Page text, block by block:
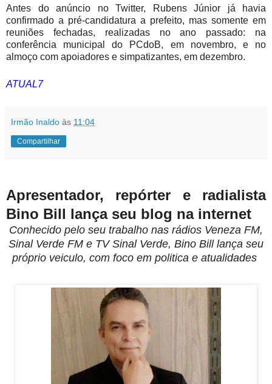
Antes do anúncio no Twitter, Rubens Júnior já havia
confirmado a pré-candidatura a prefeito, mas somente em
reuniões fechadas, realizadas no ano passado: na
conferência municipal do PCdoB, em novembro, e no
almoço com apoiadores e simpatizantes, em dezembro.
ATUAL7
Irmão Inaldo às 11:04
Compartilhar
Apresentador, repórter e radialista
Bino Bill lança seu blog na internet
Conhecido pelo seu trabalho nas rádios Veneza FM,
Sinal Verde FM e TV Sinal Verde, Bino Bill lança seu
próprio veiculo, com foco em politica e atualidades